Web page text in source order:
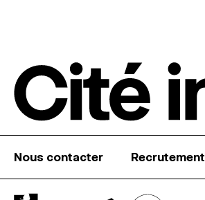
Nous contacter Recrutement